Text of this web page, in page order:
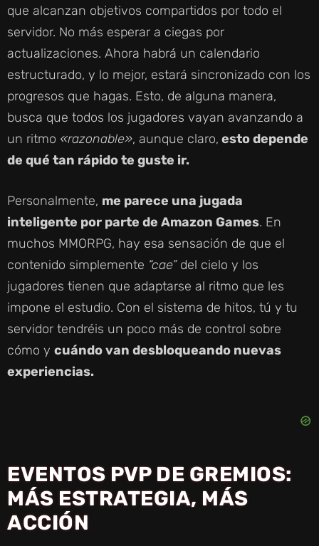
que alcanzan objetivos compartidos por todo el
servidor. No más esperar a ciegas por
actualizaciones. Ahora habrá un calendario
estructurado, y lo mejor, estará sincronizado con los
progresos que hagas. Esto, de alguna manera,
busca que todos los jugadores vayan avanzando a
un ritmo «razonable», aunque claro, esto depende
de qué tan rápido te guste ir.
Personalmente, me parece una jugada
inteligente por parte de Amazon Games. En
muchos MMORPG, hay esa sensación de que el
contenido simplemente “cae”del cielo y los
jugadores tienen que adaptarse al ritmo que les
impone el estudio. Con el sistema de hitos, tú y tu
servidor tendréis un poco más de control sobre
cómo y cuándo van desbloqueando nuevas
experiencias.
EVENTOS PVP DE GREMIOS:
MÁS ESTRATEGIA, MÁS
ACCIÓN